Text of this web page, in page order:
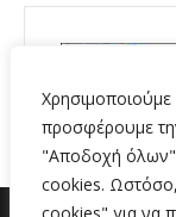
προσφέρουμε
"Αποδοχή
cookies. Ωστόσο,